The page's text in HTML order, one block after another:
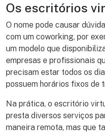
Os escritórios
O nome pode causar
com um coworking, por
um modelo que
empresas e profissionais
precisam estar todos os
possuem horários fixos de
Na prática, o escritório
presta diversos serviços
maneira remota, mas que